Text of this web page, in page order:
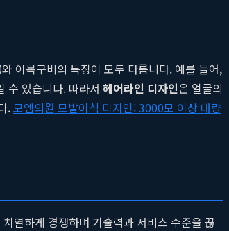
이목구비의 특징이 모두 다릅니다. 예를 들어,
수 있습니다. 따라서 헤어라인 디자인은 얼굴의
.모엠의원 모발이식 디자인: 3000모 이상 대량
열하게 경쟁하며 기술력과 서비스 수준을 끊